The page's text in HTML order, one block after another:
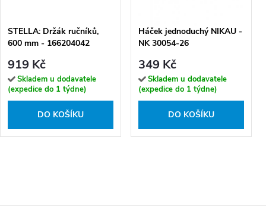
STELLA: Držák ručníků,
600 mm - 166204042
919 Kč
Skladem u dodavatele
(expedice do 1 týdne)
DO KOŠÍKU
Háček jednoduchý NIKAU -
NK 30054-26
349 Kč
Skladem u dodavatele
(expedice do 1 týdne)
DO KOŠÍKU